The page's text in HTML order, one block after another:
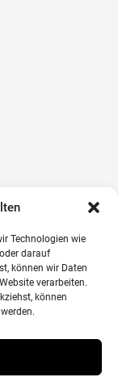
Technologien wie
darauf
können wir Daten
verarbeiten.
können